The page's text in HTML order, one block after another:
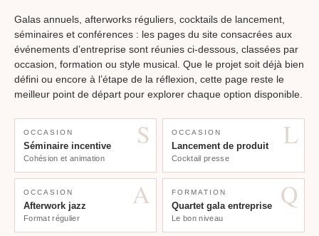
Galas annuels, afterworks réguliers, cocktails de lancement,
séminaires et conférences : les pages du site consacrées aux
événements d’entreprise sont réunies ci-dessous, classées par
occasion, formation ou style musical. Que le projet soit déjà bien
défini ou encore à l’étape de la réflexion, cette page reste le
meilleur point de départ pour explorer chaque option disponible.
S
OCCASION
Séminaire incentive
Cohésion et animation
L
OCCASION
Lancement de produit
Cocktail presse
A
OCCASION
Afterwork jazz
Format régulier
Q
FORMATION
Quartet gala entreprise
Le bon niveau